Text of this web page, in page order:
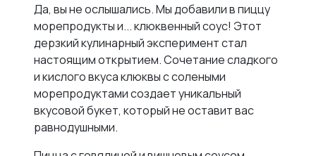
Да, вы не ослышались. Мы добавили в пиццу
морепродукты и... клюквенный соус! Этот
дерзкий кулинарный эксперимент стал
настоящим открытием. Сочетание сладкого
и кислого вкуса клюквы с солеными
морепродуктами создает уникальный
вкусовой букет, который не оставит вас
равнодушными.